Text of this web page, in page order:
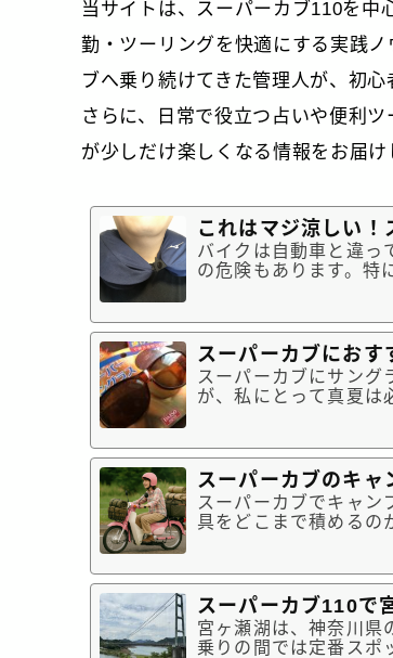
当サイトは、スーパーカブ110を中
勤・ツーリングを快適にする実践
ブへ乗り続けてきた管理人が、初
さらに、日常で役立つ占いや便利
が少しだけ楽しくなる情報をお届け
これはマジ涼しい！
バイクは自動車と違っ
の危険もあります。特
ッククーラー｜出...
スーパーカブにお
スーパーカブにサング
が、私にとって真夏は
の日差し対策に是非...
スーパーカブのキ
スーパーカブでキャン
具をどこまで積めるの
のではありませ...
スーパーカブ110で
宮ヶ瀬湖は、神奈川県
乗りの間では定番スポ